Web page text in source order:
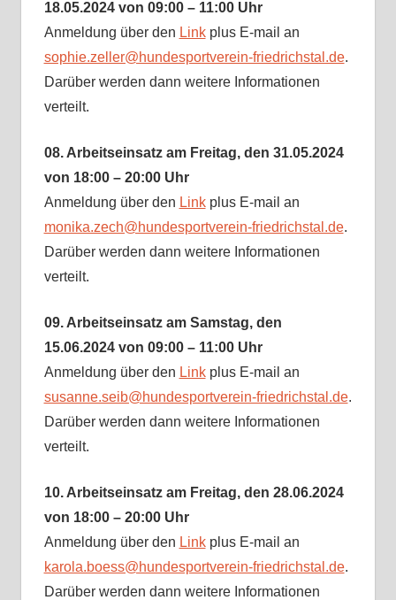
18.05.2024 von 09:00 – 11:00 Uhr
Anmeldung über den Linkplus E-mail an
sophie.zeller@hundesportverein-friedrichstal.de.
Darüber werden dann weitere Informationen
verteilt.
08. Arbeitseinsatz am Freitag, den 31.05.2024
von 18:00 – 20:00 Uhr
Anmeldung über den Linkplus E-mail an
monika.zech@hundesportverein-friedrichstal.de.
Darüber werden dann weitere Informationen
verteilt.
09. Arbeitseinsatz am Samstag, den
15.06.2024 von 09:00 – 11:00 Uhr
Anmeldung über den Linkplus E-mail an
susanne.seib@hundesportverein-friedrichstal.de.
Darüber werden dann weitere Informationen
verteilt.
10. Arbeitseinsatz am Freitag, den 28.06.2024
von 18:00 – 20:00 Uhr
Anmeldung über den Linkplus E-mail an
karola.boess@hundesportverein-friedrichstal.de.
Darüber werden dann weitere Informationen